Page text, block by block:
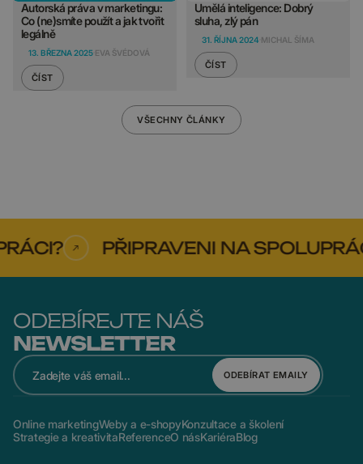
Autorská práva v marketingu:
Co (ne)smíte použít a jak tvořit
legálně
13. BŘEZNA 2025 EVA ŠVÉDOVÁ
ČÍST
Umělá inteligence: Dobrý
sluha, zlý pán
31. ŘÍJNA 2024 MICHAL ŠÍMA
ČÍST
VŠECHNY ČLÁNKY
PŘIPRAVENI NA
ODEBÍREJTE NÁŠ
NEWSLETTER
ODEBÍRAT EMAILY
Online marketingWeby a e-shopyKonzultace a školení
Strategie a kreativitaReferenceO násKariéraBlog